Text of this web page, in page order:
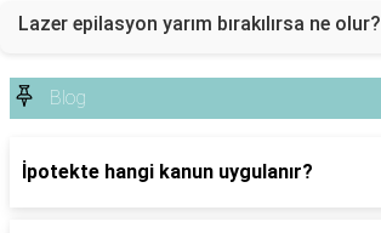
Lazer epilasyon yarım bırakılırsa ne olur?
Blog
İpotekte hangi kanun uygulanır?